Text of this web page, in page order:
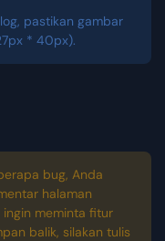
pastikan gambar
* 40px).
bug, Anda
halaman
meminta fitur
balik, silakan tulis